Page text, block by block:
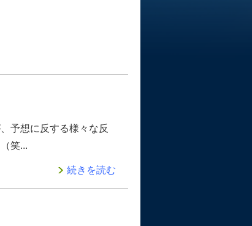
予想に反する様々な反
笑...
続きを読む